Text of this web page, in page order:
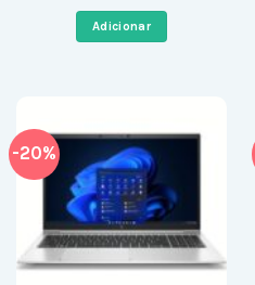
era:
399,00 €.
Adicionar
-20%